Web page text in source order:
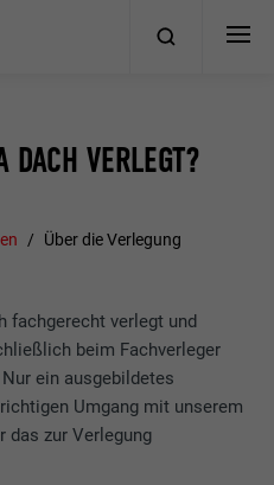
VERLEGT?
Über die Verlegung
fachgerecht verlegt und
beim Fachverleger
ein ausgebildetes
Umgang mit unserem
das zur Verlegung